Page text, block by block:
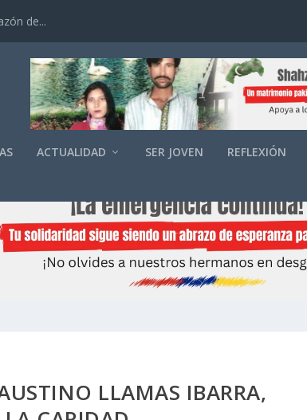
de...
ACTUALIDAD SER JOVEN REFLEXIÓN
LLAMAS IBARRA,